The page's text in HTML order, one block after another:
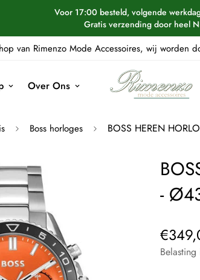
Voor 17:00 besteld, volgende
Gratis verzending door heel
van Rimenzo Mode Accessoires, wij worden
Over Ons
Boss horloges BOSS HEREN
-
Normale
prijs